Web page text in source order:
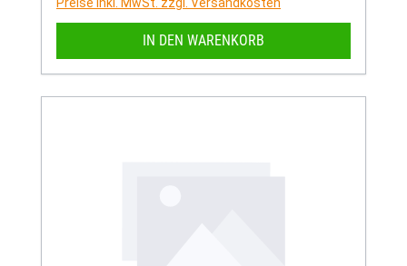
Preise inkl. MwSt. zzgl. Versandkosten
IN DEN WARENKORB